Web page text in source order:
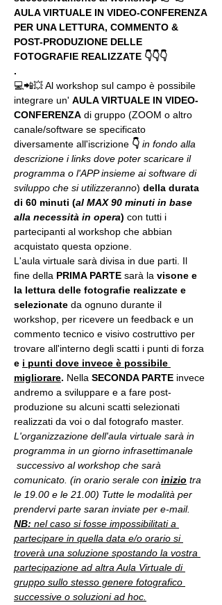
AULA VIRTUALE IN VIDEO-CONFERENZA
PER UNA LETTURA, COMMENTO &
POST-PRODUZIONE DELLE
FOTOGRAFIE REALIZZATE 👇👇👇
.
💻📲💥 Al workshop sul campo è possibile
integrare un' AULA VIRTUALE IN VIDEO-
CONFERENZA di gruppo (ZOOM o altro
canale/software se specificato
diversamente all'iscrizione 👇 in fondo alla
descrizione i links dove poter scaricare il
programma o l'APP insieme ai software di
sviluppo che si utilizzeranno) della durata
di 60 minuti (al MAX 90 minuti in base
alla necessità in opera) con tutti i
partecipanti al workshop che abbian
acquistato questa opzione.
L'aula virtuale sarà divisa in due parti. Il
fine della PRIMA PARTE sarà la visone e
la lettura delle fotografie realizzate e
selezionate da ognuno durante il
workshop, per ricevere un feedback e un
commento tecnico e visivo costruttivo per
trovare all'interno degli scatti i punti di forza
e i punti dove invece è possibile
migliorare. Nella SECONDA PARTE invece
andremo a sviluppare e a fare post-
produzione su alcuni scatti selezionati
realizzati da voi o dal fotografo master.
L'organizzazione dell'aula virtuale sarà in
programma in un giorno infrasettimanale
successivo al workshop che sarà
comunicato. (in orario serale con inizio tra
le 19.00 e le 21.00) Tutte le modalità per
prendervi parte saran inviate per e-mail.
NB: nel caso si fosse impossibilitati a
partecipare in quella data e/o orario si
troverà una soluzione spostando la vostra
partecipazione ad altra Aula Virtuale di
gruppo sullo stesso genere fotografico
successive o soluzioni ad hoc.